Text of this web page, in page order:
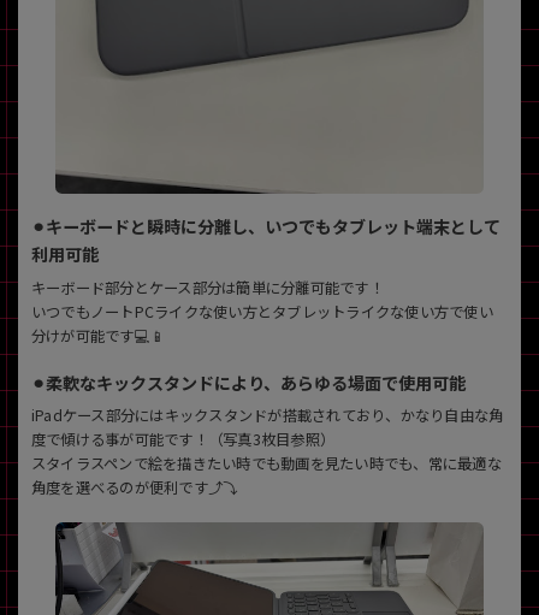
⚫︎キーボードと瞬時に分離し、いつでもタブレット端末として
利用可能
キーボード部分とケース部分は簡単に分離可能です！
いつでもノートPCライクな使い方とタブレットライクな使い方で使い
分けが可能です💻📱
⚫︎柔軟なキックスタンドにより、あらゆる場面で使用可能
iPadケース部分にはキックスタンドが搭載されており、かなり自由な角
度で傾ける事が可能です！（写真3枚目参照）
スタイラスペンで絵を描きたい時でも動画を見たい時でも、常に最適な
角度を選べるのが便利です⤴️⤵️